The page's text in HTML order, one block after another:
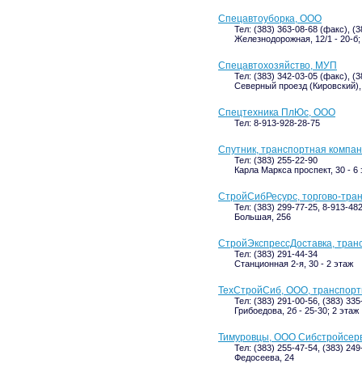
Спецавтоуборка, ООО
Тел: (383) 363-08-68 (факс),
Железнодорожная, 12/1 - 20-б;
Спецавтохозяйство, МУП
Тел: (383) 342-03-05 (факс),
Северный проезд
Спецтехника ПлЮс, ООО
Тел: 8-913-928-28-75
Спутник, транспортная
Тел: (383) 255-22-90
Карла Маркса проспект, 30 - 6
СтройСибРесурс, торгово-
Тел: (383) 299-77-25, 8-913-
Большая, 256
СтройЭкспрессДоставка,
Тел: (383) 291-44-34
Станционная 2-я, 30 - 2 этаж
ТехСтройСиб, ООО,
Тел: (383) 291-00-56, (383)
Грибоедова, 2б - 25-30; 2 этаж
Тимуровцы, ООО
Тел: (383) 255-47-54, (383)
Федосеева, 24